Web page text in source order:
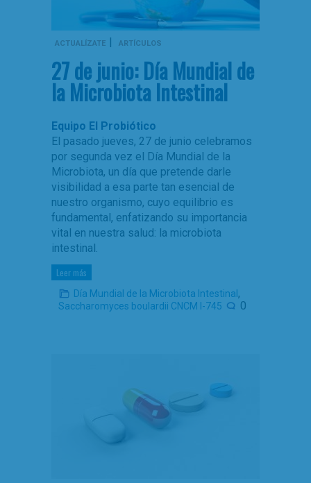
ACTUALÍZATE | ARTÍCULOS
27 de junio: Día Mundial de
la Microbiota Intestinal
Equipo El Probiótico
El pasado jueves, 27 de junio celebramos
por segunda vez el Día Mundial de la
Microbiota, un día que pretende darle
visibilidad a esa parte tan esencial de
nuestro organismo, cuyo equilibrio es
fundamental, enfatizando su importancia
vital en nuestra salud: la microbiota
intestinal.
Leer más
Día Mundial de la Microbiota Intestinal ,
Saccharomyces boulardii CNCM I-745 0